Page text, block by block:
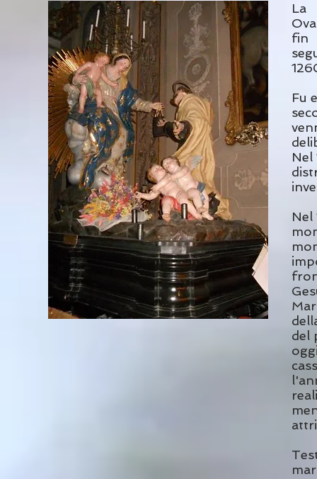
La
fin
Fu
Nel
del